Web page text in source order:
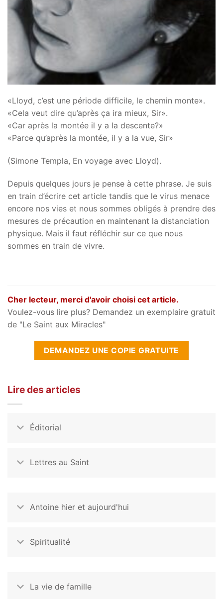
«Lloyd, c’est une période difficile, le chemin monte».
«Cela veut dire qu’après ça ira mieux, Sir».
«Car après la montée il y a la descente?»
«Parce qu’après la montée, il y a la vue, Sir»
(Simone Templa, En voyage avec Lloyd).
Depuis quelques jours je pense à cette phrase. Je suis
en train d’écrire cet article tandis que le virus menace
encore nos vies et nous sommes obligés à prendre des
mesures de précaution en maintenant la distanciation
physique. Mais il faut réfléchir sur ce que nous
sommes en train de vivre.
Cher lecteur, merci d'avoir choisi cet article.
Voulez-vous lire plus? Demandez un exemplaire gratuit
de "Le Saint aux Miracles"
DEMANDEZ UNE COPIE GRATUITE
Lire des articles
Éditorial
Lettres au Saint
Antoine hier et aujourd'hui
Spiritualité
La vie de famille